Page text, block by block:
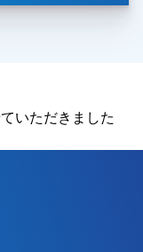
いただきました